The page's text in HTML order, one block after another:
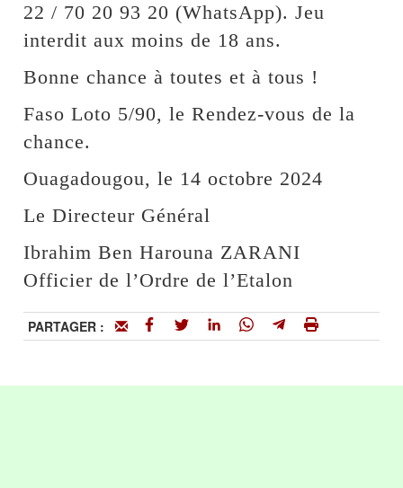
22 / 70 20 93 20 (WhatsApp). Jeu
interdit aux moins de 18 ans.
Bonne chance à toutes et à tous !
Faso Loto 5/90, le Rendez-vous de la
chance.
Ouagadougou, le 14 octobre 2024
Le Directeur Général
Ibrahim Ben Harouna ZARANI
Officier de l’Ordre de l’Etalon
PARTAGER :